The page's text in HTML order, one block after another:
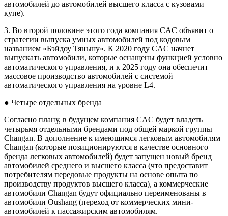
автомобилей до автомобилей высшего класса с кузовами
купе).
3. Во второй половине этого года компания CAC объявит о
стратегии выпуска умных автомобилей под кодовым
названием «Бэйдоу Тяньшу». К 2020 году CAC начнет
выпускать автомобили, которые оснащены функцией условно
автоматического управления, и к 2025 году она обеспечит
массовое производство автомобилей с системой
автоматического управления на уровне L4.
● Четыре отдельных бренда
Согласно плану, в будущем компания CAC будет владеть
четырьмя отдельными брендами под общей маркой группы
Changan. В дополнение к имеющимся легковым автомобилям
Changan (которые позиционируются в качестве основного
бренда легковых автомобилей) будет запущен новый бренд
автомобилей среднего и высшего класса (что предоставит
потребителям передовые продукты на основе опыта по
производству продуктов высшего класса), а коммерческие
автомобили Changan будут официально переименованы в
автомобили Oushang (переход от коммерческих мини-
автомобилей к пассажирским автомобилям.